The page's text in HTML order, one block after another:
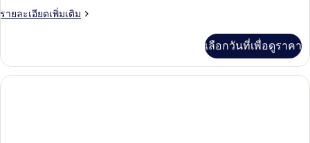
รายละเอียดเพิ่มเติม
ราย
เกี่ยว
กับ
ห้อง
เลือกวันที่เพื่อดูราคา